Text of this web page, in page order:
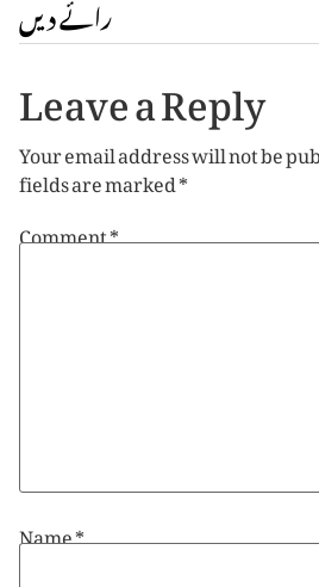
رائے دیں
Leave a Reply
Your email address will not be
fields are marked*
Comment*
Name*